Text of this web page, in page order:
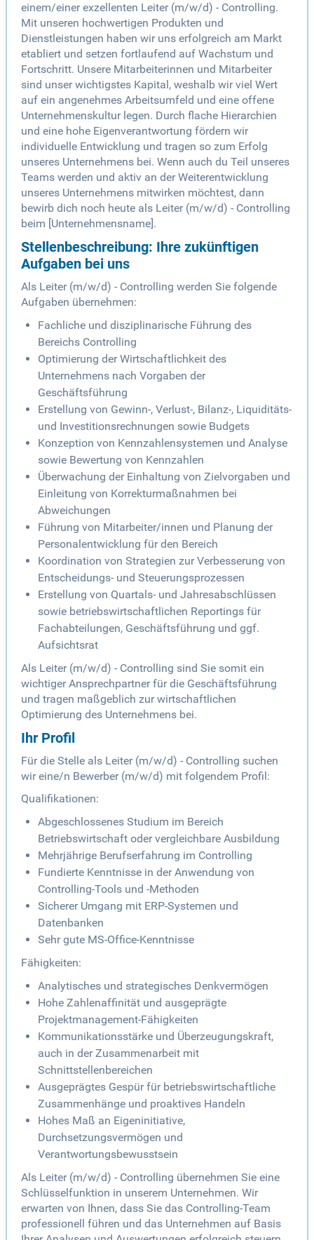
einem/einer exzellenten Leiter (m/w/d) - Controlling.
Mit unseren hochwertigen Produkten und
Dienstleistungen haben wir uns erfolgreich am Markt
etabliert und setzen fortlaufend auf Wachstum und
Fortschritt. Unsere Mitarbeiterinnen und Mitarbeiter
sind unser wichtigstes Kapital, weshalb wir viel Wert
auf ein angenehmes Arbeitsumfeld und eine offene
Unternehmenskultur legen. Durch flache Hierarchien
und eine hohe Eigenverantwortung fördern wir
individuelle Entwicklung und tragen so zum Erfolg
unseres Unternehmens bei. Wenn auch du Teil unseres
Teams werden und aktiv an der Weiterentwicklung
unseres Unternehmens mitwirken möchtest, dann
bewirb dich noch heute als Leiter (m/w/d) - Controlling
beim [Unternehmensname].
Stellenbeschreibung: Ihre zukünftigen
Aufgaben bei uns
Als Leiter (m/w/d) - Controlling werden Sie folgende
Aufgaben übernehmen:
Fachliche und disziplinarische Führung des
Bereichs Controlling
Optimierung der Wirtschaftlichkeit des
Unternehmens nach Vorgaben der
Geschäftsführung
Erstellung von Gewinn-, Verlust-, Bilanz-, Liquiditäts-
und Investitionsrechnungen sowie Budgets
Konzeption von Kennzahlensystemen und Analyse
sowie Bewertung von Kennzahlen
Überwachung der Einhaltung von Zielvorgaben und
Einleitung von Korrekturmaßnahmen bei
Abweichungen
Führung von Mitarbeiter/innen und Planung der
Personalentwicklung für den Bereich
Koordination von Strategien zur Verbesserung von
Entscheidungs- und Steuerungsprozessen
Erstellung von Quartals- und Jahresabschlüssen
sowie betriebswirtschaftlichen Reportings für
Fachabteilungen, Geschäftsführung und ggf.
Aufsichtsrat
Als Leiter (m/w/d) - Controlling sind Sie somit ein
wichtiger Ansprechpartner für die Geschäftsführung
und tragen maßgeblich zur wirtschaftlichen
Optimierung des Unternehmens bei.
Ihr Profil
Für die Stelle als Leiter (m/w/d) - Controlling suchen
wir eine/n Bewerber (m/w/d) mit folgendem Profil:
Qualifikationen:
Abgeschlossenes Studium im Bereich
Betriebswirtschaft oder vergleichbare Ausbildung
Mehrjährige Berufserfahrung im Controlling
Fundierte Kenntnisse in der Anwendung von
Controlling-Tools und -Methoden
Sicherer Umgang mit ERP-Systemen und
Datenbanken
Sehr gute MS-Office-Kenntnisse
Fähigkeiten:
Analytisches und strategisches Denkvermögen
Hohe Zahlenaffinität und ausgeprägte
Projektmanagement-Fähigkeiten
Kommunikationsstärke und Überzeugungskraft,
auch in der Zusammenarbeit mit
Schnittstellenbereichen
Ausgeprägtes Gespür für betriebswirtschaftliche
Zusammenhänge und proaktives Handeln
Hohes Maß an Eigeninitiative,
Durchsetzungsvermögen und
Verantwortungsbewusstsein
Als Leiter (m/w/d) - Controlling übernehmen Sie eine
Schlüsselfunktion in unserem Unternehmen. Wir
erwarten von Ihnen, dass Sie das Controlling-Team
professionell führen und das Unternehmen auf Basis